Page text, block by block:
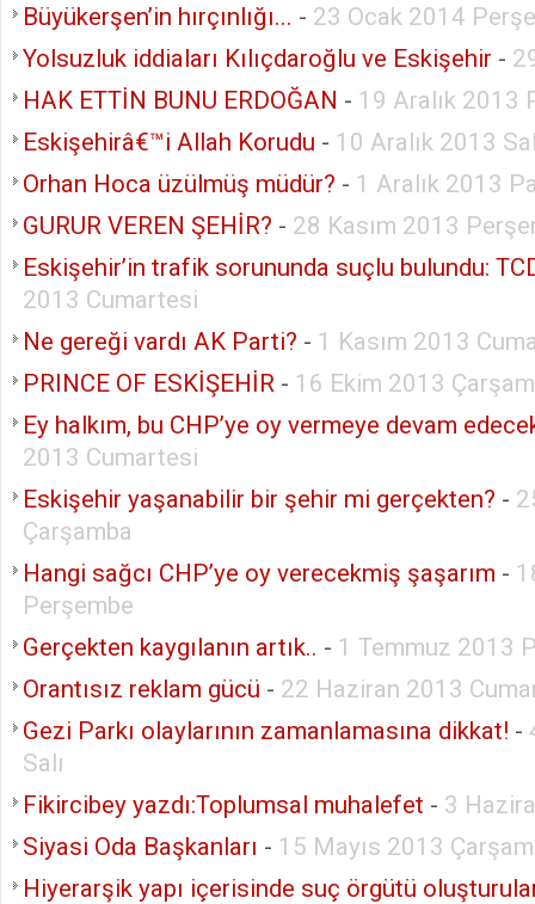
Büyükerşen’in hırçınlığı... - 23 Ocak 2014
Yolsuzluk iddiaları Kılıçdaroğlu ve Eskişehir -
HAK ETTİN BUNU ERDOĞAN - 19 Aralık 2013
Eskişehirâ€™i Allah Korudu - 10 Aralık 2013
Orhan Hoca üzülmüş müdür? - 1 Aralık 2013
GURUR VEREN ŞEHİR? - 28 Kasım 2013
Eskişehir’in trafik sorununda suçlu bulundu:
2013 Cumartesi
Ne gereği vardı AK Parti? - 1 Kasım 2013
PRINCE OF ESKİŞEHİR - 16 Ekim 2013
Ey halkım, bu CHP’ye oy vermeye devam
2013 Cumartesi
Eskişehir yaşanabilir bir şehir mi gerçekten? -
Çarşamba
Hangi sağcı CHP’ye oy verecekmiş şaşarım -
Perşembe
Gerçekten kaygılanın artık.. - 1 Temmuz 2013
Orantısız reklam gücü - 22 Haziran 2013
Gezi Parkı olaylarının zamanlamasına dikkat! -
Salı
Fikircibey yazdı:Toplumsal muhalefet - 3
Siyasi Oda Başkanları - 15 Mayıs 2013
Hiyerarşik yapı içerisinde suç örgütü